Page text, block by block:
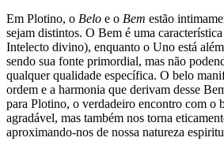
Em Plotino, o Belo e o Bem estão
sejam distintos. O Bem é uma
Intelecto divino), enquanto o Uno está
sendo sua fonte primordial, mas não
qualquer qualidade específica. O belo
ordem e a harmonia que derivam desse
para Plotino, o verdadeiro encontro com o
agradável, mas também nos torna
aproximando-nos de nossa natureza